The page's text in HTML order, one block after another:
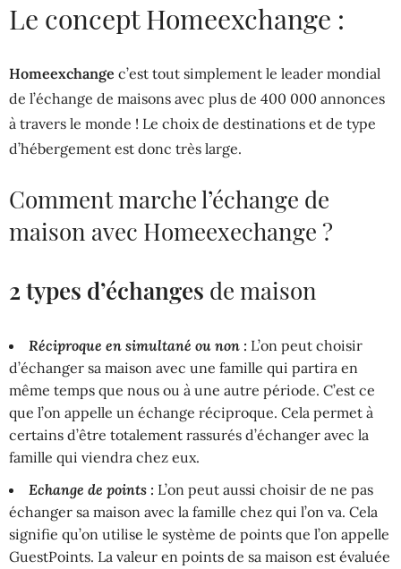
Le concept Homeexchange :
Homeexchange c’est tout simplement le leader mondial
de l’échange de maisons avec plus de 400 000 annonces
à travers le monde ! Le choix de destinations et de type
d’hébergement est donc très large.
Comment marche l’échange de
maison avec Homeexechange ?
2 types d’échanges de maison
Réciproque en simultané ou non : L’on peut choisir
d’échanger sa maison avec une famille qui partira en
même temps que nous ou à une autre période. C’est ce
que l’on appelle un échange réciproque. Cela permet à
certains d’être totalement rassurés d’échanger avec la
famille qui viendra chez eux.
Echange de points : L’on peut aussi choisir de ne pas
échanger sa maison avec la famille chez qui l’on va. Cela
signifie qu’on utilise le système de points que l’on appelle
GuestPoints. La valeur en points de sa maison est évaluée